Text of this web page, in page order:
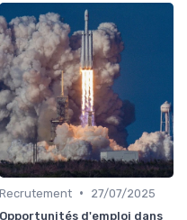
Recrutement •
27/07/2025
Opportunités d'emploi dans